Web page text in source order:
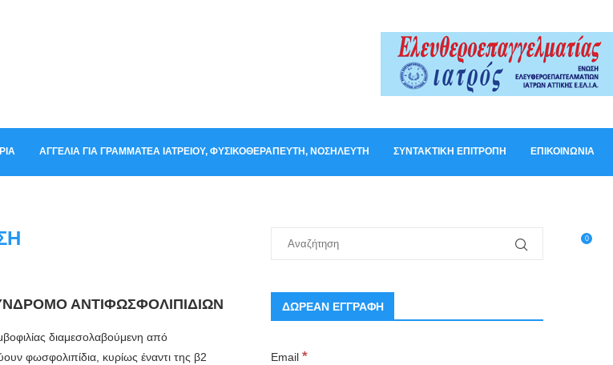
ΑΓΓΕΛΊΑ ΓΙΑ ΓΡΑΜΜΑΤΈΑ ΙΑΤΡΕΊΟΥ, ΦΥΣΙΚΟΘΕΡΑΠΕΥΤΉ, ΝΟΣΗΛΕΥΤΉ ΣΥΝΤΑΚΤΙΚΉ ΕΠΙΤΡΟΠΉ ΕΠΙΚΟΙΝΩΝΊΑ
0
ΑΝΤΙΦΩΣΦΟΛΙΠΙΔΊΩΝ
διαμεσολαβούμενη από
φωσφολιπίδια, κυρίως έναντι της β2
ΔΩΡΕΑΝ ΕΓΓΡΑΦΗ
Email *